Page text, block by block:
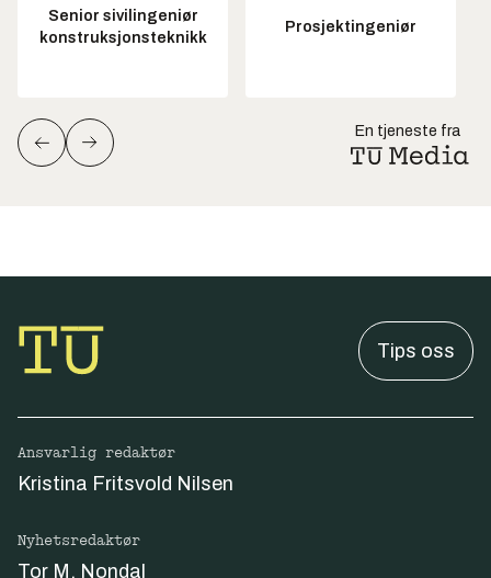
Senior sivilingeniør
konstruksjonsteknikk
Prosjektingeniør
En tjeneste fra
Tips oss
Ansvarlig redaktør
Kristina Fritsvold Nilsen
Nyhetsredaktør
Tor M. Nondal